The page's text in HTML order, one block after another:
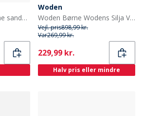
Woden Børne Cirkeline sandaler 295 Dark Olive
Woden
Woden Børne Wodens Silja Varme Læderstøvler 020 Black
Vejl. pris898,99 kr.
Var269,99 kr.
Current
229,99 kr.
Halv pris eller mindre